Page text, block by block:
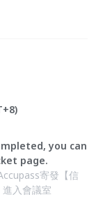
you can
page.
寄發【信
入會議室